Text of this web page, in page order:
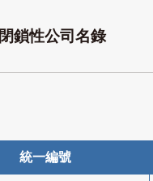
閉鎖性公司名錄
統一編號